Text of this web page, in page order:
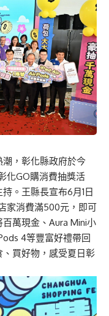
，彰化縣政府於今
化GO購消費抽獎活
。王縣長宣布6月1日
家消費滿500元，即可
萬現金、Aura Mini小
4等豐富好禮帶回
買好物，感受夏日彰